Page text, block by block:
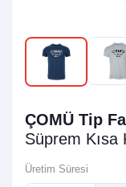
ÇOMÜ Tip
Süprem Kısa
Üretim Süresi